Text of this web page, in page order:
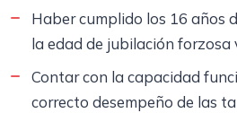
Haber cumplido los 16 años
la edad de jubilación forzosa
Contar con la capacidad
correcto desempeño de las